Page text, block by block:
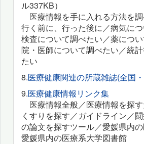
ル337KB）
医療情報を手に入れる方法を
行く前に、行った後に／病気に
検査について調べたい／薬につ
院・医師について調べたい／統
たい
8.医療健康関連の所蔵雑誌(全国
9.医療健康情報リンク集
医療情報全般／医療情報を探
くすりを探す／ガイドライン／
の論文を探すツール／愛媛県内
愛媛県内の医療系大学図書館